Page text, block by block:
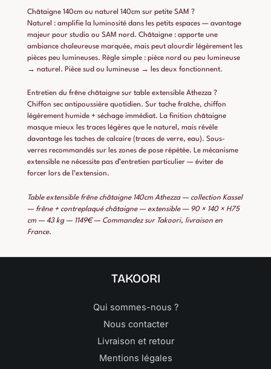
Châtaigne 140cm ou naturel 140cm sur petite SAM ?
Naturel : amplifie la luminosité dans les petits espaces — avantage
majeur pour studio ou SAM nord. Châtaigne : apporte une
ambiance chaleureuse marquée, mais peut alourdir légèrement les
pièces peu lumineuses. Règle simple : pièce nord ou peu lumineuse
→ naturel. Pièce sud ou lumineuse → les deux fonctionnent.
Entretien du frêne châtaigne sur table extensible Athezza ?
Chiffon sec antipoussière quotidien. Sur tache fraîche, chiffon
légèrement humide + séchage immédiat. La finition châtaigne
masque mieux les traces légères que le naturel, mais révèle
davantage les taches de calcaire (traces de verre, eau). Sous-
verres recommandés sur les zones de pose répétée. Le mécanisme
extensible ne nécessite pas d’entretien particulier — éviter de
forcer lors de l’extension.
Table extensible frêne châtaigne 140cm Athezza — collection Kassel
— frêne + contreplaqué châtaigne — extensible — 90 × 140 × H75
cm — 43 kg — 1149€ — Commandez sur Takoori, livraison en
France.
TAKOORI
Qui sommes-nous ?
Nous contacter
Livraison et retour
Mentions légales